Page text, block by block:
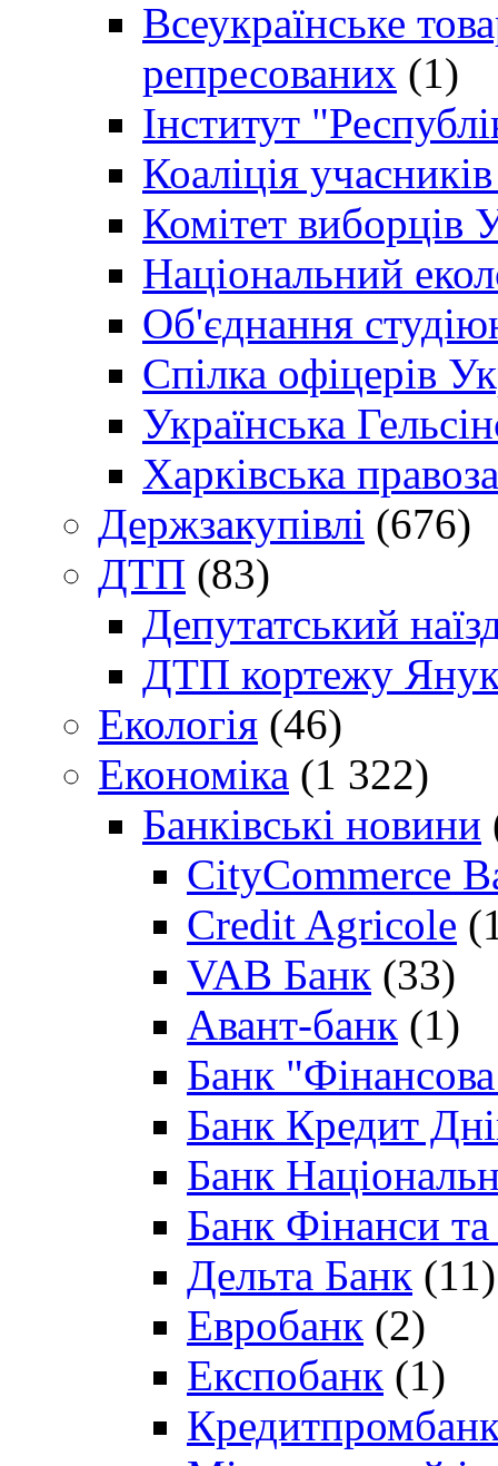
Всеукраїнське
репресованих (1)
Інститут
Коаліція
Комітет виборців
Національний
Об'єднання
Спілка офіцерів
Українська
Харківська
Держзакупівлі (676)
ДТП (83)
Депутатський
ДТП кортежу
Екологія (46)
Економіка (1 322)
Банківські новини
CityCommerce
Credit Agricole
VAB Банк (33)
Авант-банк (1)
Банк "Фінансова
Банк Кредит
Банк
Банк Фінанси
Дельта Банк (11)
Евробанк (2)
Експобанк (1)